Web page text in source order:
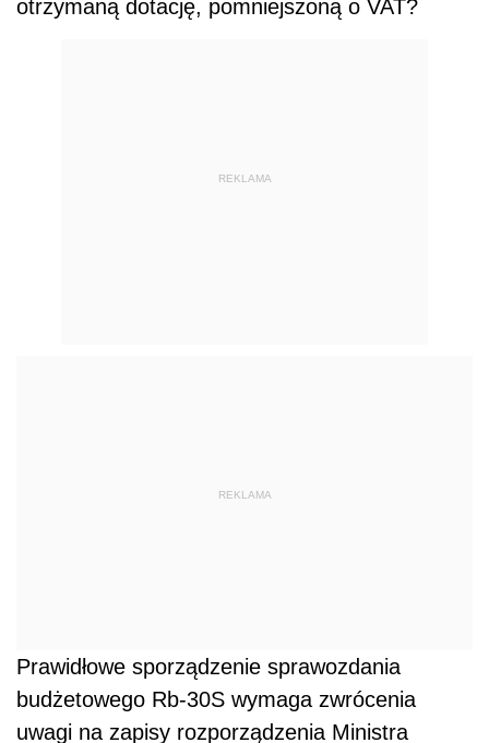
otrzymaną dotację, pomniejszoną o VAT?
REKLAMA
REKLAMA
Prawidłowe sporządzenie sprawozdania
budżetowego Rb-30S wymaga zwrócenia
uwagi na zapisy rozporządzenia Ministra